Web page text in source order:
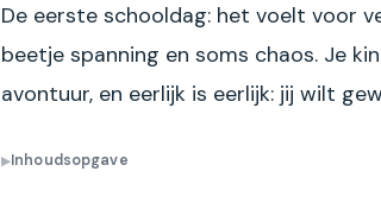
De eerste schooldag: het voelt voor
beetje spanning en soms chaos. Je
avontuur, en eerlijk is eerlijk: jij wilt
▶Inhoudsopgave